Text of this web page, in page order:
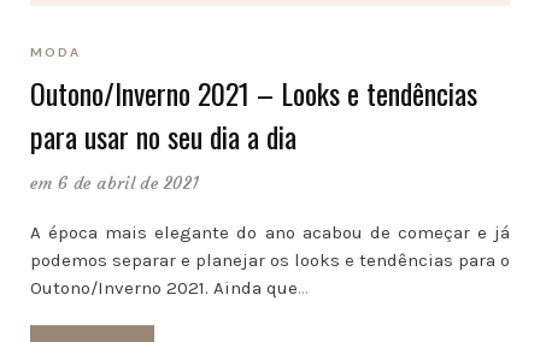
MODA
Outono/Inverno 2021 – Looks e tendências
para usar no seu dia a dia
em 6 de abril de 2021
A época mais elegante do ano acabou de começar e já
podemos separar e planejar os looks e tendências para o
Outono/Inverno 2021. Ainda que…